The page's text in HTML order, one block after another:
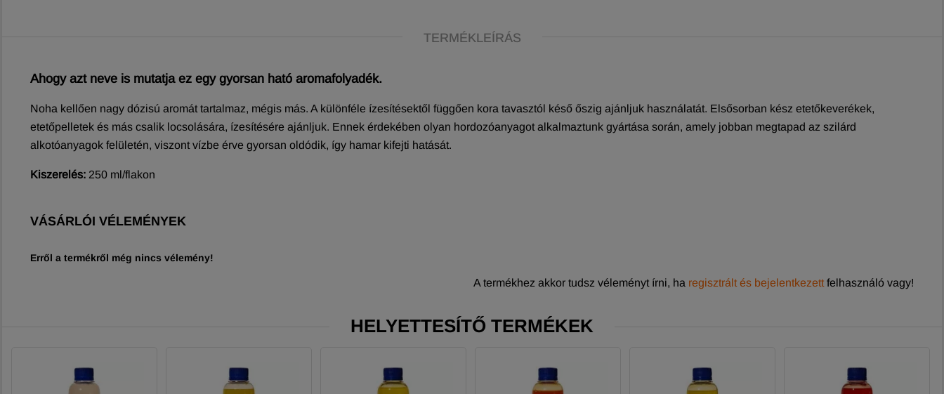
TERMÉKLEÍRÁS
Ahogy azt neve is mutatja ez egy gyorsan ható aromafolyadék.
Noha kellően nagy dózisú aromát tartalmaz, mégis más. A különféle ízesítésektől függően kora tavasztól késő őszig ajánljuk használatát. Elsősorban kész etetőkeverékek,
etetőpelletek és más csalik locsolására, ízesítésére ajánljuk. Ennek érdekében olyan hordozóanyagot alkalmaztunk gyártása során, amely jobban megtapad az szilárd
alkotóanyagok felületén, viszont vízbe érve gyorsan oldódik, így hamar kifejti hatását.
Kiszerelés: 250 ml/flakon
VÁSÁRLÓI VÉLEMÉNYEK
Erről a termékről még nincs vélemény!
A termékhez akkor tudsz véleményt írni, ha regisztrált és bejelentkezett felhasználó vagy!
HELYETTESÍTŐ TERMÉKEK